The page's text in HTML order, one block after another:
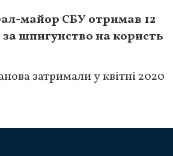
майор СБУ отримав 12
за шпигунство на користь
затримали у квітні 2020